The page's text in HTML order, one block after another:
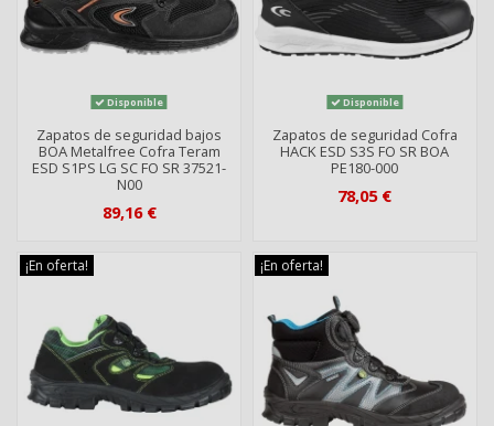
Disponible
Zapatos de seguridad bajos
BOA Metalfree Cofra Teram
ESD S1PS LG SC FO SR 37521-
N00
89,16 €
Disponible
Zapatos de seguridad Cofra
HACK ESD S3S FO SR BOA
PE180-000
78,05 €
¡En oferta! ¡En oferta!